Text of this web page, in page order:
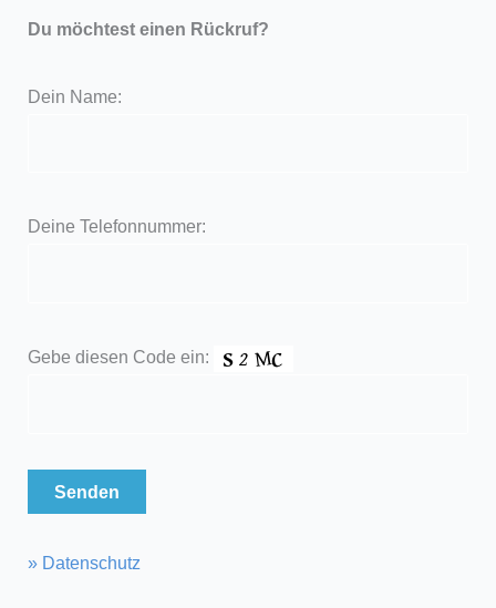
Du möchtest einen Rückruf?
Dein Name:
Deine Telefonnummer:
Gebe diesen Code ein:
» Datenschutz